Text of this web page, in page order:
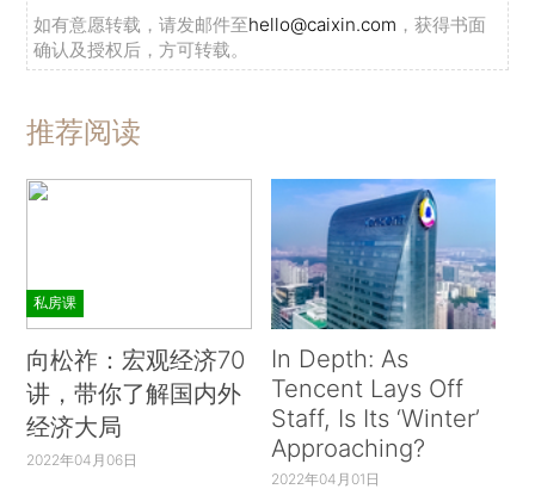
如有意愿转载，请发邮件至hello@caixin.com ，获得书面
确认及授权后，方可转载。
推荐阅读
私房课
向松祚：宏观经济70
讲，带你了解国内外
经济大局
2022年04月06日
In Depth: As
Tencent Lays Off
Staff, Is Its ‘Winter’
Approaching?
2022年04月01日